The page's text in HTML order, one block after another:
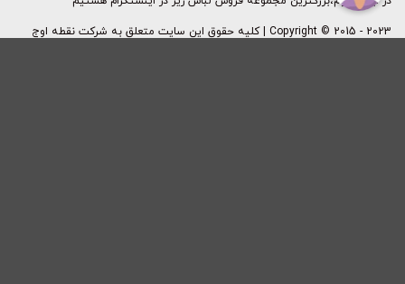
Copyright © 2015 - 2023 | کليه حقوق اين سايت متعلق به شرکت نقطه اوج